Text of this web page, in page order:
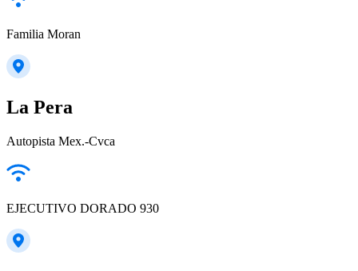
Familia Moran
La Pera
Autopista Mex.-Cvca
EJECUTIVO DORADO 930